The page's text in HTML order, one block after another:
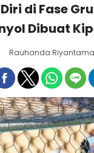
di Fase
Dibuat
Rauhanda Riyantama